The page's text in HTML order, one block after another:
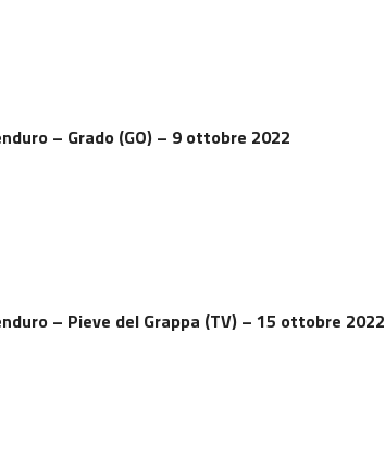
– Grado (GO) – 9 ottobre 2022
– Pieve del Grappa (TV) – 15 ottobre 2022